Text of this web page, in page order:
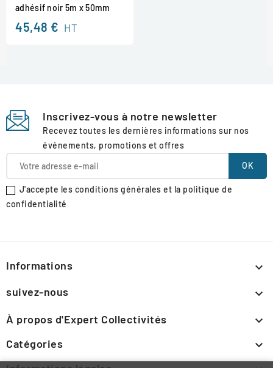
adhésif noir 5m x 50mm
45,48 € HT
Inscrivez-vous à notre newsletter
Recevez toutes les dernières informations sur nos
événements, promotions et offres
J'accepte les conditions générales et la politique de
confidentialité
Informations 
suivez-nous 
À propos d'Expert Collectivités 
Catégories 